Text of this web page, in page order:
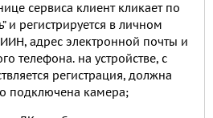
сервиса клиент кликает по
и регистрируется в личном
адрес электронной почты и
телефона. на устройстве, с
регистрация, должна
подключена камера;